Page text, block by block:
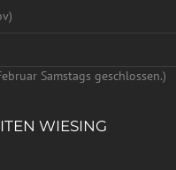
Samstags geschlossen.)
WIESING